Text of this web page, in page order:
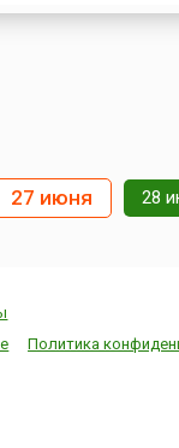
столицы. Его
5 сент...
27 июня 28
Политика